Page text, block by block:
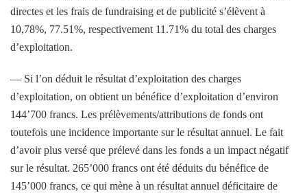
directes et les frais de fundraising et de publicité s’élèvent à
10,78%, 77.51%, respectivement 11.71% du total des charges
d’exploitation.
— Si l’on déduit le résultat d’exploitation des charges
d’exploitation, on obtient un bénéfice d’exploitation d’environ
144’700 francs. Les prélèvements/attributions de fonds ont
toutefois une incidence importante sur le résultat annuel. Le fait
d’avoir plus versé que prélevé dans les fonds a un impact négatif
sur le résultat. 265’000 francs ont été déduits du bénéfice de
145’000 francs, ce qui mène à un résultat annuel déficitaire de